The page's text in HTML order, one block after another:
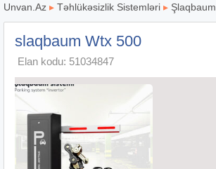
Unvan.Az ▸ Təhlükəsizlik Sistemləri ▸ Şlaqbaum
slaqbaum Wtx 500
Elan kodu: 51034847